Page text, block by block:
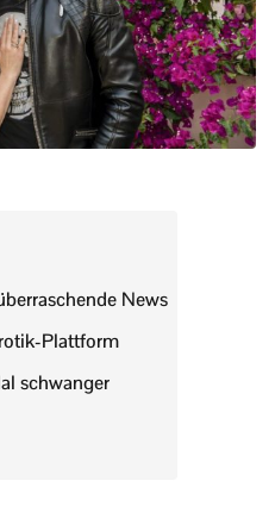
News
Plattform
schwanger